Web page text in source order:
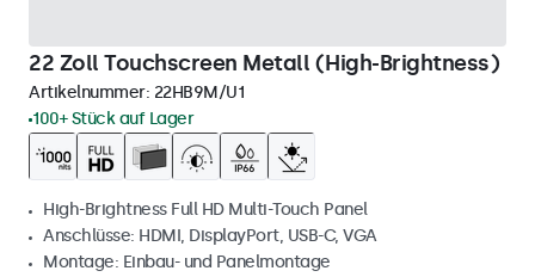
22 Zoll Touchscreen Metall (High-Brightness)
Artikelnummer: 22HB9M/U1
100+ Stück auf Lager
High-Brightness Full HD Multi-Touch Panel
Anschlüsse: HDMI, DisplayPort, USB-C, VGA
Montage: Einbau- und Panelmontage